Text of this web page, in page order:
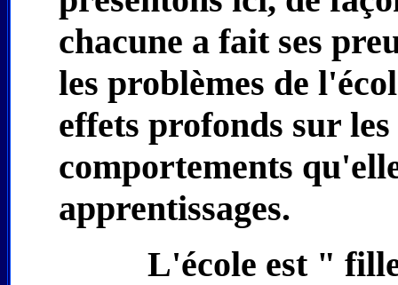
chacune a fait ses
les problèmes de
effets profonds sur
comportements
apprentissages.
L'école est "